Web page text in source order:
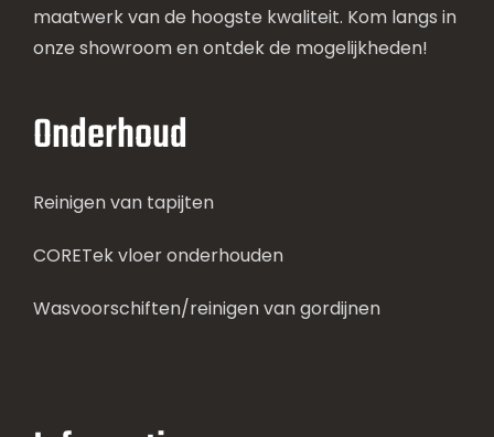
maatwerk van de hoogste kwaliteit. Kom langs in
onze showroom en ontdek de mogelijkheden!
Onderhoud
Reinigen van tapijten
CORETek vloer onderhouden
Wasvoorschiften/reinigen van gordijnen